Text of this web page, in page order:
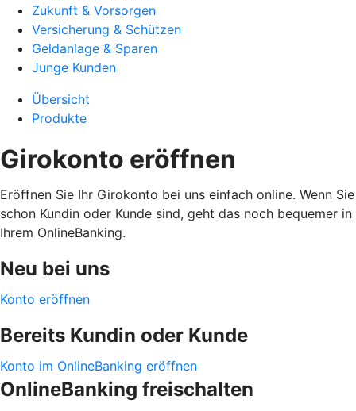
Zukunft & Vorsorgen
Versicherung & Schützen
Geldanlage & Sparen
Junge Kunden
Übersicht
Produkte
Girokonto eröffnen
Eröffnen Sie Ihr Girokonto bei uns einfach online. Wenn Sie
schon Kundin oder Kunde sind, geht das noch bequemer in
Ihrem OnlineBanking.
Neu bei uns
Konto eröffnen
Bereits Kundin oder Kunde
Konto im OnlineBanking eröffnen
OnlineBanking freischalten